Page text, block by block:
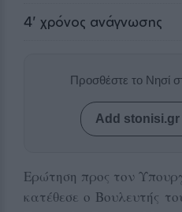
4' χρόνος ανάγνωσης
Προσθέστε το Νησί
Add
Ερώτηση προς τον
κατέθεσε ο Βουλευτής